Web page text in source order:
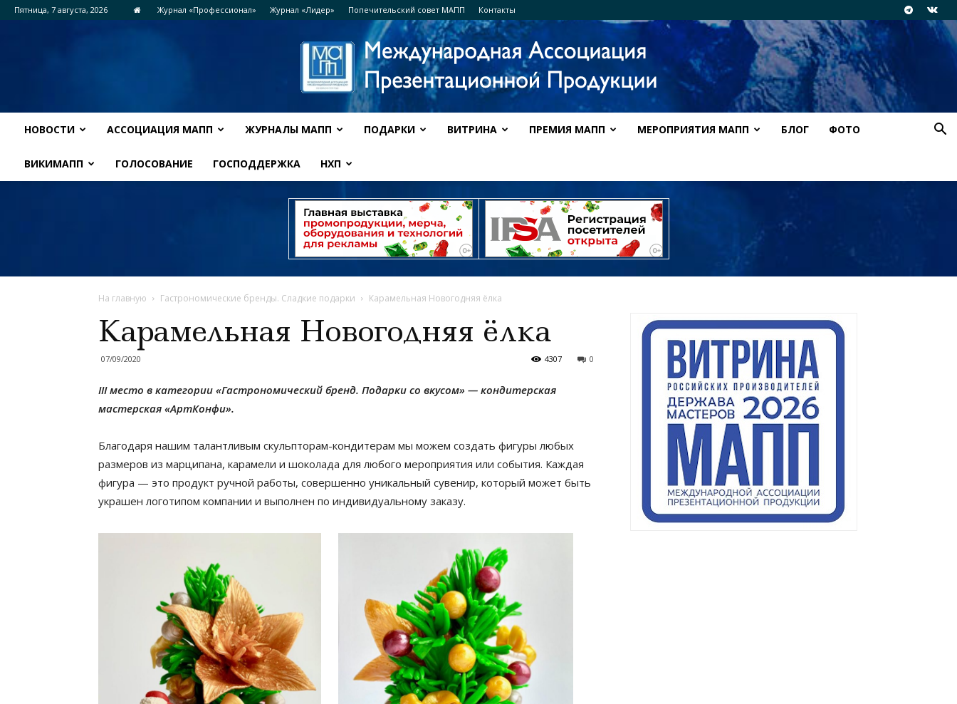
Пятница, 7 августа, 2026 Журнал «Профессионал» Журнал «Лидер» Попечительский совет МАПП Контакты
НОВОСТИ АССОЦИАЦИЯ МАПП ЖУРНАЛЫ МАПП ПОДАРКИ ВИТРИНА ПРЕМИЯ МАПП МЕРОПРИЯТИЯ МАПП БЛОГ ФОТО
ВИКИМАПП ГОЛОСОВАНИЕ ГОСПОДДЕРЖКА НХП
На главную Гастрономические бренды. Сладкие подарки Карамельная Новогодняя ёлка
Карамельная Новогодняя ёлка
07/09/2020 0
4307
III место в категории «Гастрономический бренд. Подарки со вкусом» — кондитерская
мастерская «АртКонфи».
Благодаря нашим талантливым скульпторам-кондитерам мы можем создать фигуры любых
размеров из марципана, карамели и шоколада для любого мероприятия или события. Каждая
фигура — это продукт ручной работы, совершенно уникальный сувенир, который может быть
украшен логотипом компании и выполнен по индивидуальному заказу.